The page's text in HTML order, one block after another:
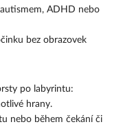
ADHD nebo
bez obrazovek
po labyrintu:
hrany.
nebo během čekání či